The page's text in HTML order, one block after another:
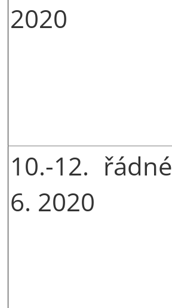
2020
10.-12.
6. 2020
řádné